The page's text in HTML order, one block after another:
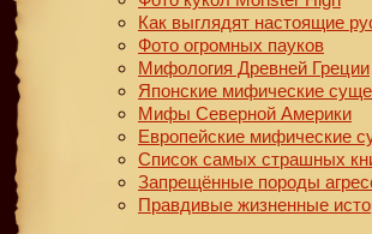
Как выглядят настоящие
Фото огромных пауков
Мифология Древней Греции
Японские мифические
Мифы Северной Америки
Европейские мифические
Список самых страшных
Запрещённые породы
Правдивые жизненные